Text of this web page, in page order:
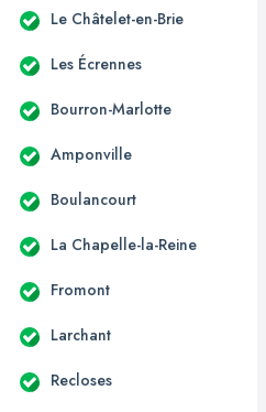
Le Châtelet-en-Brie
Les Écrennes
Bourron-Marlotte
Amponville
Boulancourt
La Chapelle-la-Reine
Fromont
Larchant
Recloses